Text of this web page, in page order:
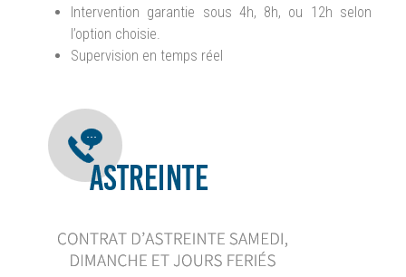
Intervention garantie sous 4h, 8h, ou 12h selon
l’option choisie.
Supervision en temps réel